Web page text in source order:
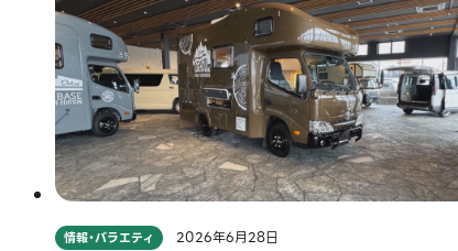
情報・バラエティ 2026年6月28日